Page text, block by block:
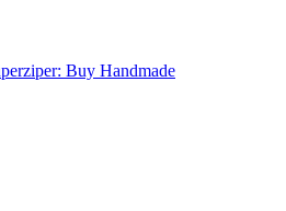
Buy Handmade